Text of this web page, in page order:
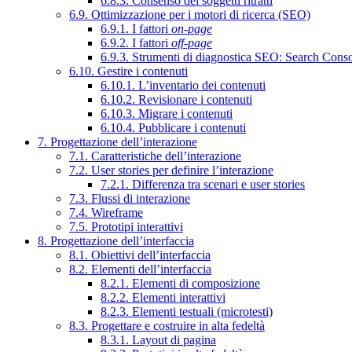
6.9. Ottimizzazione per i motori di ricerca (SEO)
6.9.1. I fattori on-page
6.9.2. I fattori off-page
6.9.3. Strumenti di diagnostica SEO: Search
6.10. Gestire i contenuti
6.10.1. L’inventario dei contenuti
6.10.2. Revisionare i contenuti
6.10.3. Migrare i contenuti
6.10.4. Pubblicare i contenuti
7. Progettazione dell’interazione
7.1. Caratteristiche dell’interazione
7.2. User stories per definire l’interazione
7.2.1. Differenza tra scenari e user stories
7.3. Flussi di interazione
7.4. Wireframe
7.5. Prototipi interattivi
8. Progettazione dell’interfaccia
8.1. Obiettivi dell’interfaccia
8.2. Elementi dell’interfaccia
8.2.1. Elementi di composizione
8.2.2. Elementi interattivi
8.2.3. Elementi testuali (microtesti)
8.3. Progettare e costruire in alta fedeltà
8.3.1. Layout di pagina